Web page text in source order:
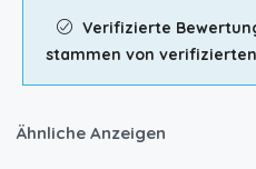
Verifizierte
stammen von verifizierten
Ähnliche Anzeigen
CHF120.00